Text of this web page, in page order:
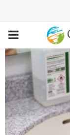
PRIMARY
MENU